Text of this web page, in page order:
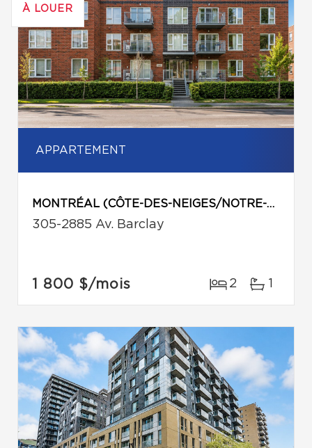
À LOUER
APPARTEMENT
MONTRÉAL (CÔTE-DES-NEIGES/NOTRE-DAME-DE-GRÂCE)
305-2885 Av. Barclay
1 800 $/mois 2 1